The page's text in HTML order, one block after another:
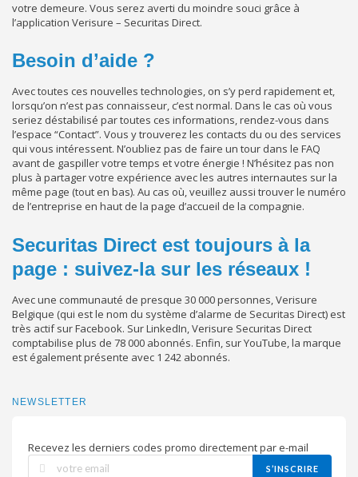
votre demeure. Vous serez averti du moindre souci grâce à
l’application Verisure – Securitas Direct.
Besoin d’aide ?
Avec toutes ces nouvelles technologies, on s’y perd rapidement et,
lorsqu’on n’est pas connaisseur, c’est normal. Dans le cas où vous
seriez déstabilisé par toutes ces informations, rendez-vous dans
l’espace “Contact”. Vous y trouverez les contacts du ou des services
qui vous intéressent. N’oubliez pas de faire un tour dans le FAQ
avant de gaspiller votre temps et votre énergie ! N’hésitez pas non
plus à partager votre expérience avec les autres internautes sur la
même page (tout en bas). Au cas où, veuillez aussi trouver le numéro
de l’entreprise en haut de la page d’accueil de la compagnie.
Securitas Direct est toujours à la
page : suivez-la sur les réseaux !
Avec une communauté de presque 30 000 personnes, Verisure
Belgique (qui est le nom du système d’alarme de Securitas Direct) est
très actif sur Facebook. Sur LinkedIn, Verisure Securitas Direct
comptabilise plus de 78 000 abonnés. Enfin, sur YouTube, la marque
est également présente avec 1 242 abonnés.
NEWSLETTER
Recevez les derniers codes promo directement par e-mail
S’INSCRIRE